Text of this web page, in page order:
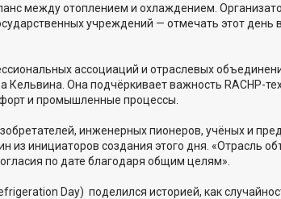
между отоплением и охлаждением.
учреждений — отмечать этот день
ассоциаций и отраслевых
Она подчёркивает важность RACHP-
и промышленные процессы.
инженерных пионеров, учёных и
из инициаторов создания этого дня. «Отрасль
по дате благодаря общим целям».
Day) поделился историей, как